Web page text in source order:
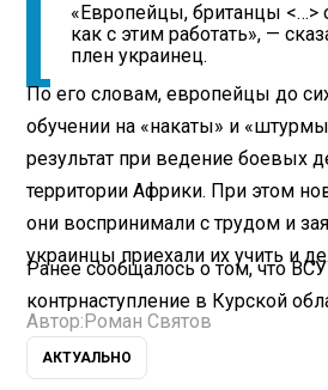
«Европейцы, британцы <…>
как с этим работать», —
плен украинец.
По его словам, европейцы до
обучении на «накаты» и
результат при ведение боевых
территории Африки. При этом
они воспринимали с трудом и
украинцы приехали их учить и
Ранее сообщалось о том, что
контрнаступление в Курской
Автор: Роман Святов
АКТУАЛЬНО